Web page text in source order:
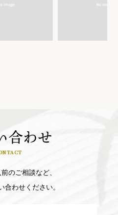
合わせ
のご相談など、
合わせください。